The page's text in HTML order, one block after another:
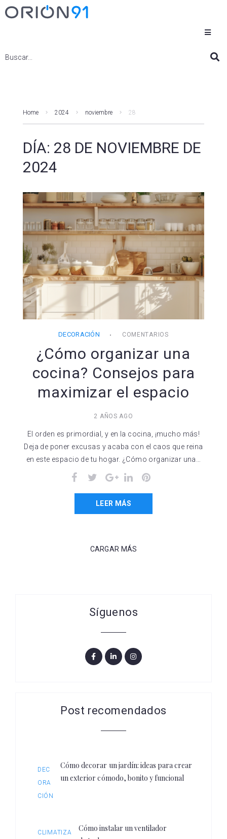
Home 2024 noviembre 28
DÍA: 28 DE NOVIEMBRE DE
2024
DECORACIÓN COMENTARIOS
¿Cómo organizar una
cocina? Consejos para
maximizar el espacio
2 AÑOS AGO
El orden es primordial, y en la cocina, ¡mucho más!
Deja de poner excusas y acaba con el caos que reina
en este espacio de tu hogar. ¿Cómo organizar una…
FacebookTwitter Google+ LinkedIn
LEER MÁS
CARGAR MÁS
Síguenos
Post recomendados
DEC
ORA
CIÓN
Cómo decorar un jardín: ideas para crear
un exterior cómodo, bonito y funcional
CLIMATIZA
Cómo instalar un ventilador